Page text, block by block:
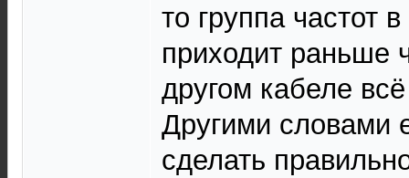
то группа частот
приходит раньше
другом кабеле
Другими словами
сделать